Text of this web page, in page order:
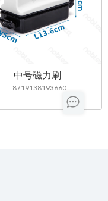
中号磁力刷
8719138193660